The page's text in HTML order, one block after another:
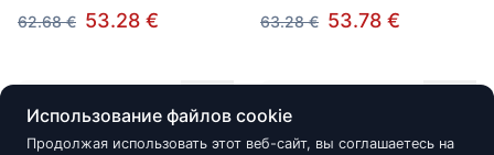
62.68 € 53.28 €
63.28 € 53.78 €
Использование файлов cookie
Продолжая использовать этот веб-сайт, вы соглашаетесь на